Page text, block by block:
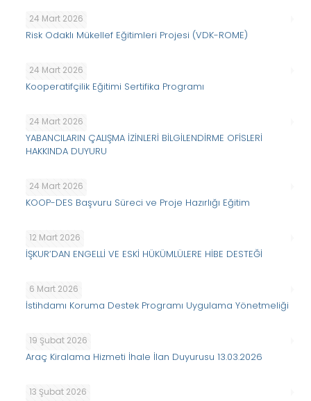
24 Mart 2026
Risk Odaklı Mükellef Eğitimleri Projesi (VDK-ROME)
24 Mart 2026
Kooperatifçilik Eğitimi Sertifika Programı
24 Mart 2026
YABANCILARIN ÇALIŞMA İZİNLERİ BİLGİLENDİRME OFİSLERİ
HAKKINDA DUYURU
24 Mart 2026
KOOP-DES Başvuru Süreci ve Proje Hazırlığı Eğitim
12 Mart 2026
İŞKUR’DAN ENGELLİ VE ESKİ HÜKÜMLÜLERE HİBE DESTEĞİ
6 Mart 2026
İstihdamı Koruma Destek Programı Uygulama Yönetmeliği
19 Şubat 2026
Araç Kiralama Hizmeti İhale İlan Duyurusu 13.03.2026
13 Şubat 2026